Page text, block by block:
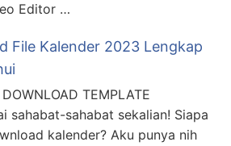
Editor …
File Kalender 2023 Lengkap
TEMPLATE
sahabat-sahabat sekalian! Siapa
kalender? Aku punya nih